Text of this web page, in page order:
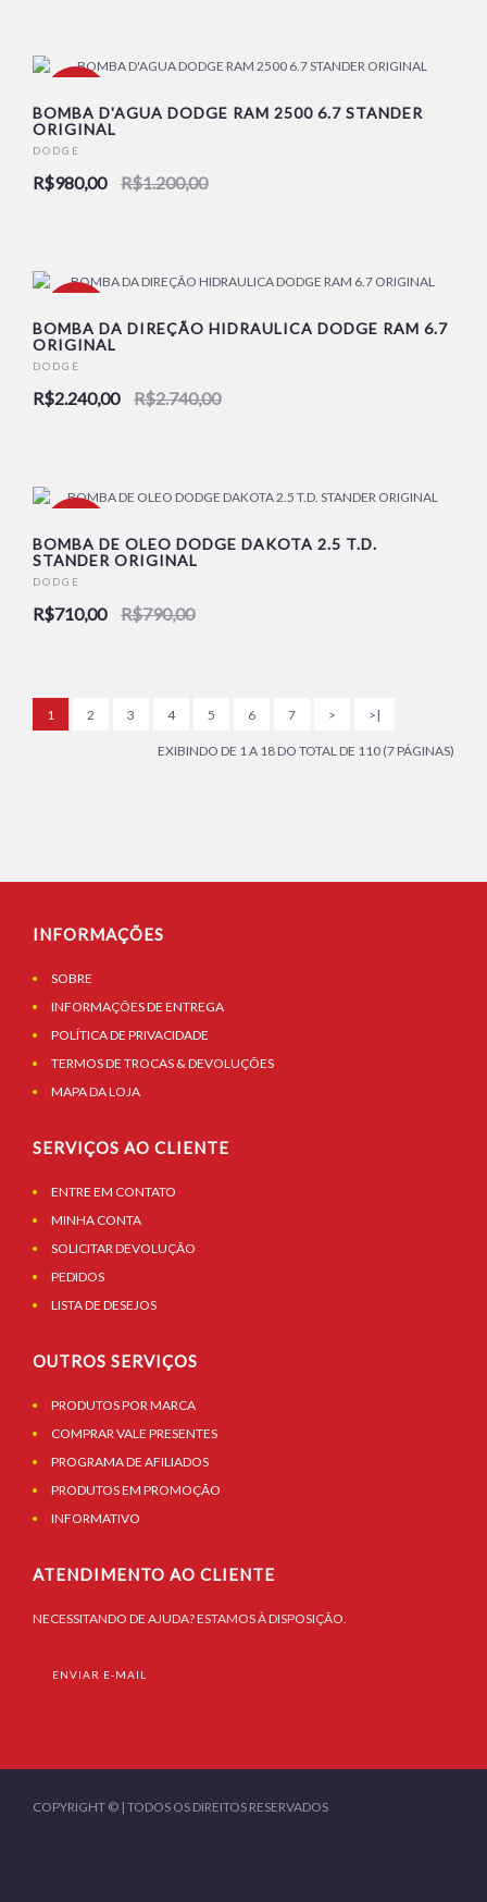
BOMBA D'AGUA DODGE RAM 2500 6.7 STANDER
ORIGINAL
DODGE
R$980,00 R$1.200,00
BOMBA DA DIREÇÃO HIDRAULICA DODGE RAM 6.7
ORIGINAL
DODGE
R$2.240,00 R$2.740,00
BOMBA DE OLEO DODGE DAKOTA 2.5 T.D.
STANDER ORIGINAL
DODGE
R$710,00 R$790,00
1 2 3 4 5 6 7 > >|
EXIBINDO DE 1 A 18 DO TOTAL DE 110 (7 PÁGINAS)
INFORMAÇÕES
SOBRE
INFORMAÇÕES DE ENTREGA
POLÍTICA DE PRIVACIDADE
TERMOS DE TROCAS & DEVOLUÇÕES
MAPA DA LOJA
SERVIÇOS AO CLIENTE
ENTRE EM CONTATO
MINHA CONTA
SOLICITAR DEVOLUÇÃO
PEDIDOS
LISTA DE DESEJOS
OUTROS SERVIÇOS
PRODUTOS POR MARCA
COMPRAR VALE PRESENTES
PROGRAMA DE AFILIADOS
PRODUTOS EM PROMOÇÃO
INFORMATIVO
ATENDIMENTO AO CLIENTE
NECESSITANDO DE AJUDA? ESTAMOS À DISPOSIÇÃO.
ENVIAR E-MAIL
COPYRIGHT © | TODOS OS DIREITOS RESERVADOS